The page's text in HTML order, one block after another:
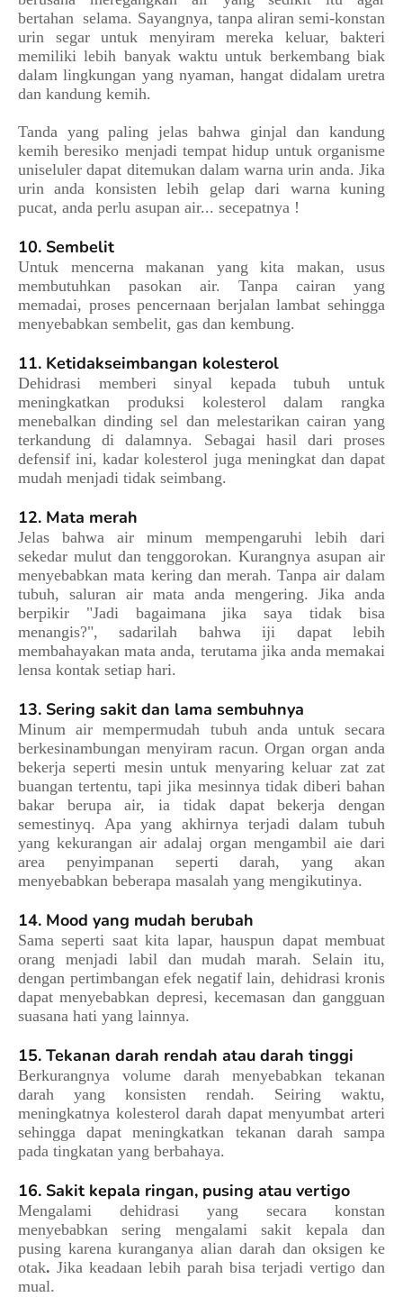
bertahan selama. Sayangnya, tanpa aliran semi-konstan
urin segar untuk menyiram mereka keluar, bakteri
memiliki lebih banyak waktu untuk berkembang biak
dalam lingkungan yang nyaman, hangat didalam uretra
dan kandung kemih.
Tanda yang paling jelas bahwa ginjal dan kandung
kemih beresiko menjadi tempat hidup untuk organisme
uniseluler dapat ditemukan dalam warna urin anda. Jika
urin anda konsisten lebih gelap dari warna kuning
pucat, anda perlu asupan air... secepatnya !
10. Sembelit
Untuk mencerna makanan yang kita makan, usus
membutuhkan pasokan air. Tanpa cairan yang
memadai, proses pencernaan berjalan lambat sehingga
menyebabkan sembelit, gas dan kembung.
11. Ketidakseimbangan kolesterol
Dehidrasi memberi sinyal kepada tubuh untuk
meningkatkan produksi kolesterol dalam rangka
menebalkan dinding sel dan melestarikan cairan yang
terkandung di dalamnya. Sebagai hasil dari proses
defensif ini, kadar kolesterol juga meningkat dan dapat
mudah menjadi tidak seimbang.
12. Mata merah
Jelas bahwa air minum mempengaruhi lebih dari
sekedar mulut dan tenggorokan. Kurangnya asupan air
menyebabkan mata kering dan merah. Tanpa air dalam
tubuh, saluran air mata anda mengering. Jika anda
berpikir "Jadi bagaimana jika saya tidak bisa
menangis?", sadarilah bahwa iji dapat lebih
membahayakan mata anda, terutama jika anda memakai
lensa kontak setiap hari.
13. Sering sakit dan lama sembuhnya
Minum air mempermudah tubuh anda untuk secara
berkesinambungan menyiram racun. Organ organ anda
bekerja seperti mesin untuk menyaring keluar zat zat
buangan tertentu, tapi jika mesinnya tidak diberi bahan
bakar berupa air, ia tidak dapat bekerja dengan
semestinyq. Apa yang akhirnya terjadi dalam tubuh
yang kekurangan air adalaj organ mengambil aie dari
area penyimpanan seperti darah, yang akan
menyebabkan beberapa masalah yang mengikutinya.
14. Mood yang mudah berubah
Sama seperti saat kita lapar, hauspun dapat membuat
orang menjadi labil dan mudah marah. Selain itu,
dengan pertimbangan efek negatif lain, dehidrasi kronis
dapat menyebabkan depresi, kecemasan dan gangguan
suasana hati yang lainnya.
15. Tekanan darah rendah atau darah tinggi
Berkurangnya volume darah menyebabkan tekanan
darah yang konsisten rendah. Seiring waktu,
meningkatnya kolesterol darah dapat menyumbat arteri
sehingga dapat meningkatkan tekanan darah sampa
pada tingkatan yang berbahaya.
16. Sakit kepala ringan, pusing atau vertigo
Mengalami dehidrasi yang secara konstan
menyebabkan sering mengalami sakit kepala dan
pusing karena kuranganya alian darah dan oksigen ke
otak. Jika keadaan lebih parah bisa terjadi vertigo dan
mual.